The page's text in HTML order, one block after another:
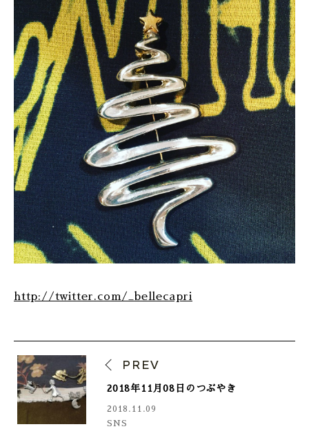
http://twitter.com/_bellecapri
PREV
2018年11月08日のつぶやき
2018.11.09
SNS